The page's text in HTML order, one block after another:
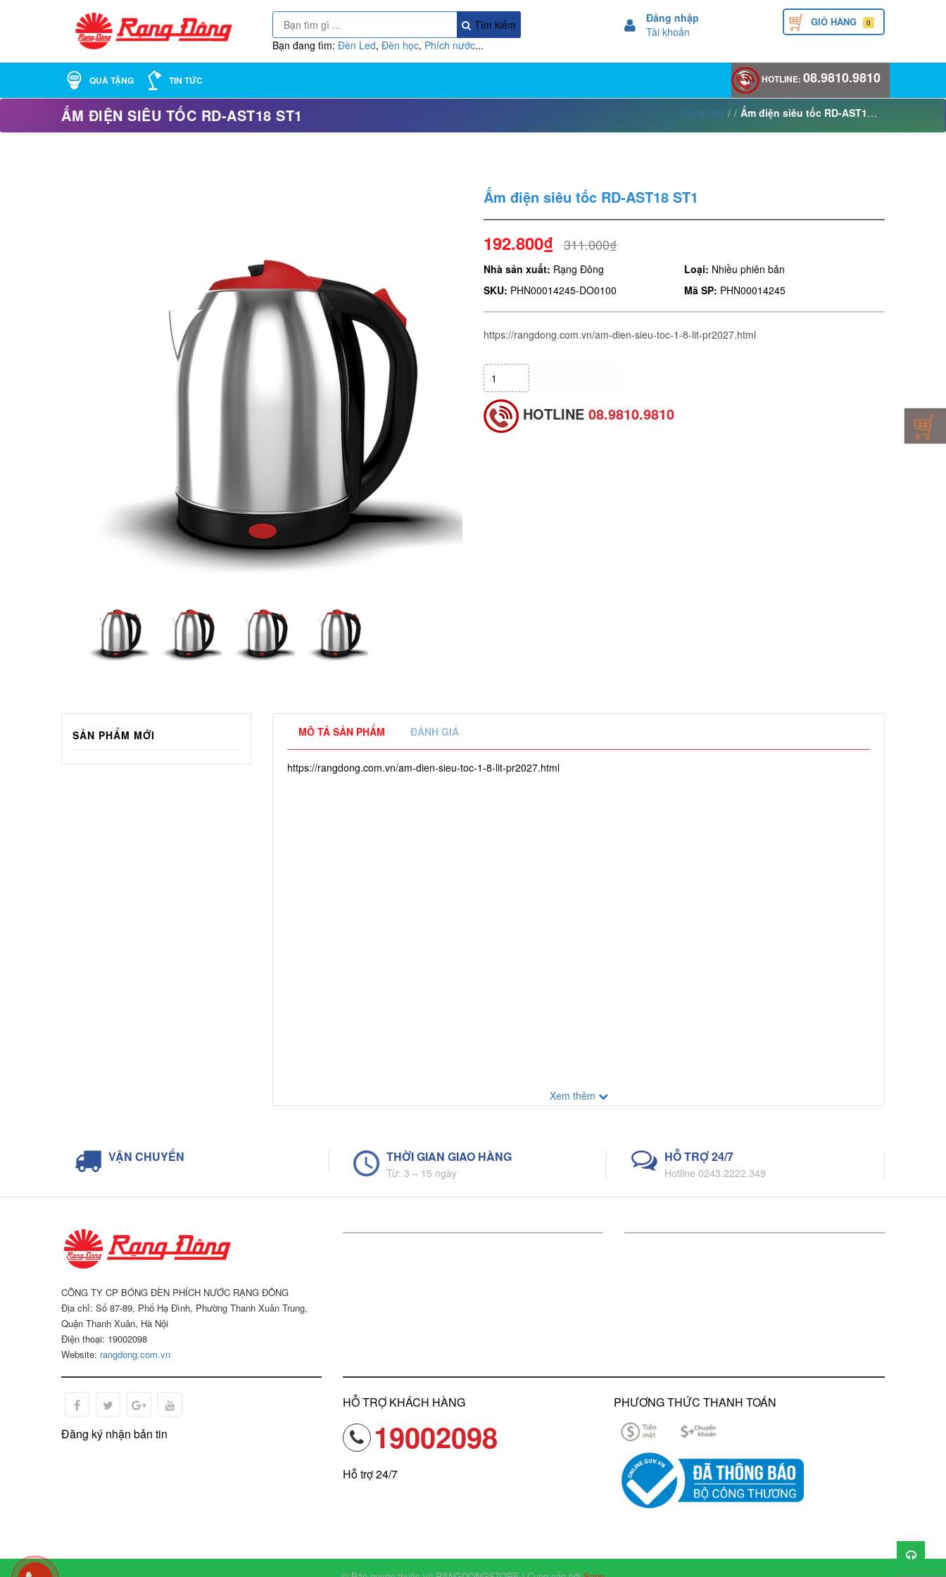
Tìm kiếm
Bạn đang tìm: Đèn Led, Đèn học, Phích nước...
Đăng nhập
Tài khoản
GIỎ HÀNG 0
QUÀ TẶNG TIN TỨC HOTLINE: 08.9810.9810
ẤM ĐIỆN SIÊU TỐC RD-AST18 ST1 Trang chủ / / Ấm điện siêu tốc RD-AST18 ST1
Ấm điện siêu tốc RD-AST18 ST1
192.800₫ 311.000₫
Nhà sản xuất: Rạng Đông Loại: Nhiều phiên bản
SKU: PHN00014245-DO0100 Mã SP: PHN00014245
https://rangdong.com.vn/am-dien-sieu-toc-1-8-lit-pr2027.html
HOTLINE 08.9810.9810
SẢN PHẨM MỚI MÔ TẢ SẢN PHẨM ĐÁNH GIÁ
https://rangdong.com.vn/am-dien-sieu-toc-1-8-lit-pr2027.html
Xem thêm
VẬN CHUYỂN THỜI GIAN GIAO HÀNG
Từ: 3 – 15 ngày
HỖ TRỢ 24/7
Hotline 0243.2222.349
CÔNG TY CP BÓNG ĐÈN PHÍCH NƯỚC RẠNG ĐÔNG
Địa chỉ: Số 87-89, Phố Hạ Đình, Phường Thanh Xuân Trung,
Quận Thanh Xuân, Hà Nội
Điện thoại: 19002098
Website: rangdong.com.vn
Đăng ký nhận bản tin
HỖ TRỢ KHÁCH HÀNG
19002098
Hỗ trợ 24/7
PHƯƠNG THỨC THANH TOÁN